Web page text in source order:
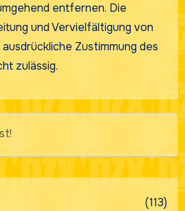
entfernen. Die
und Vervielfältigung von
Zustimmung des
zulässig.
(113)